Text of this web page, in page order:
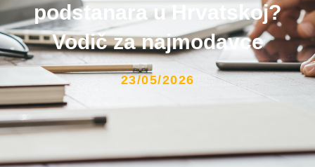
podstanara u Hrvatskoj?
Vodič za najmodavce
23/05/2026